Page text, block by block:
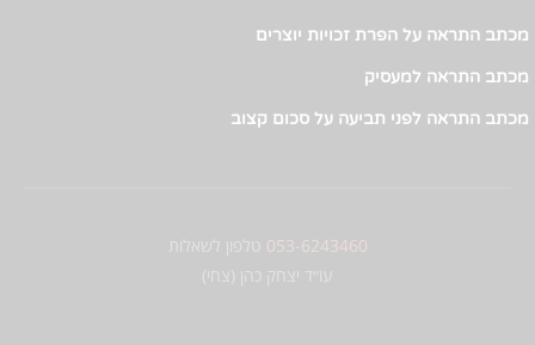
מכתב התראה על הפרת זכויות יוצרים
מכתב התראה למעסיק
מכתב התראה לפני תביעה על סכום קצוב
053-6243460 טלפון לשאלות
עו״ד יצחק כהן (צחי)